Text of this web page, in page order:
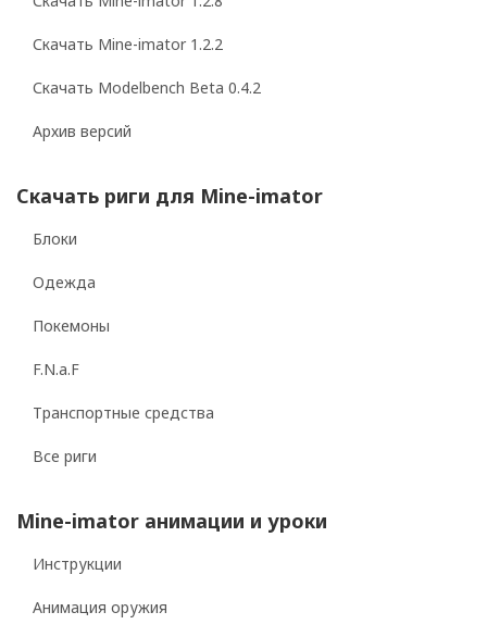
Скачать Mine-imator 1.2.2
Скачать Modelbench Beta 0.4.2
Архив версий
Скачать риги для Mine-imator
Блоки
Одежда
Покемоны
F.N.a.F
Транспортные средства
Все риги
Mine-imator анимации и уроки
Инструкции
Анимация оружия